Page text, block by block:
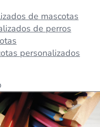
de mascotas
de perros
personalizados